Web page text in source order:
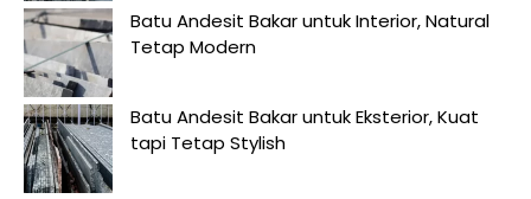
Batu Andesit Bakar untuk Interior, Natural
Tetap Modern
Batu Andesit Bakar untuk Eksterior, Kuat
tapi Tetap Stylish